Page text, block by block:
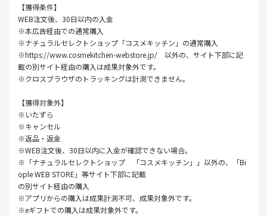
【獲得条件】
WEB注文後、30日以内の入金
※本広告経由での通常購入
※ナチュラルセレクトショップ「コスメキッチン」の通常購入
※https://www.cosmekitchen-webstore.jp/ 以外の、サイト下部に記
載の別サイト経由の購入は成果対象外です。
※クロスブラウザのトラッキングは計測できません。
【獲得対象外】
※いたずら
※キャンセル
※返品・返金
※WEB注文後、30日以内に入金が確認できない場合。
※「ナチュラルセレクトショップ 「コスメキッチン」」以外の、「Bi
ople WEB STORE」等サイト下部に記載
の別サイト経由の購入
※アプリからの購入は成果計測不可、成果対象外です。
※eギフトでの購入は成果対象外です。